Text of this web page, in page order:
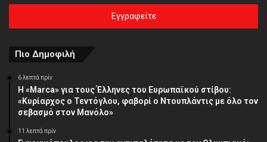
ηλεκτρονική
διεύθυνση
Πιο Δημοφιλή
6 λεπτά πρίν
Η «Marca» για τους Έλληνες του Ευρωπαϊκού στίβου:
«Κυρίαρχος ο Τεντόγλου, φαβορί ο Ντουπλάντις με όλο τον
σεβασμό στον Μανόλο»
11 λεπτά πρίν